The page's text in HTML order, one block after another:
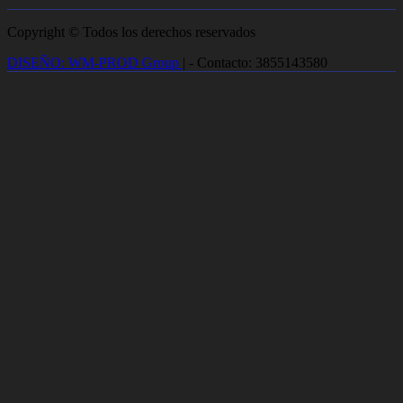
Copyright © Todos los derechos reservados
DISEÑO: WM-PROD Group | - Contacto: 3855143580